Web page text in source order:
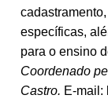
específicas,
para o ensino
Coordenado
Castro. E-mail: